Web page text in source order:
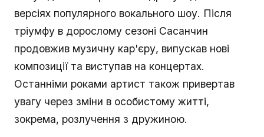
версіях популярного вокального шоу. Після
тріумфу в дорослому сезоні Сасанчин
продовжив музичну кар'єру, випускав нові
композиції та виступав на концертах.
Останніми роками артист також привертав
увагу через зміни в особистому житті,
зокрема, розлучення з дружиною.